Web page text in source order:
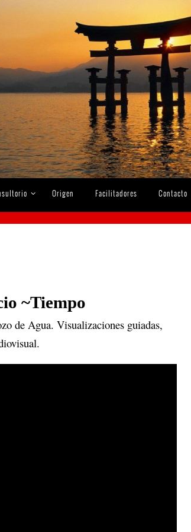
Origen Facilitadores Contacto
~Tiempo
de Agua. Visualizaciones guiadas,